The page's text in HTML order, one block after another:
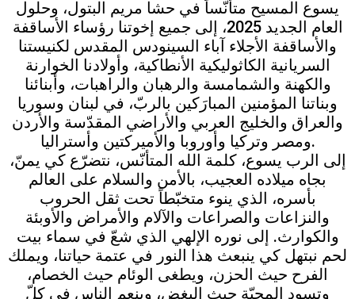
يسوع المسيح متأنّساً في حشا مريم البتول، وحلول
العام الجديد 2025، إلى جميع إخوتنا رؤساء الأساقفة
والأساقفة الأجلاء آباء السينودس المقدس لكنيستنا
السريانية الكاثوليكية الأنطاكية، وأولادنا الخوارنة
والكهنة والشمامسة والرهبان والراهبات، وأبنائنا
وبناتنا المؤمنين المبارَكين بالربّ، في لبنان وسوريا
والعراق والخليج العربي والأراضي المقدّسة والأردن
ومصر وتركيا وأوروبا والأميركتين وأستراليا.
إلى الرب يسوع، كلمة الله المتأنّس، نتضرّع كي يمنّ،
بجاه ميلاده العجيب، بالأمن والسلام على العالم
بأسره، الذي ينوء متخبّطاً تحت ثقل الحروب
والنزاعات والصراعات والآلام والأمراض والأوبئة
والكوارث. إلى نوره الإلهي الذي شعّ في سماء بيت
لحم نبتهل كي ينبعث هذا النور في عتمة حياتنا، ويملك
الفرح حيث الحزن، ويطغى الوئام حيث الخصام،
وتسود المحبّة حيث البغض، وينعم الناس في كلّ